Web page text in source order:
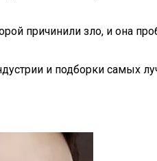
причинили зло, и она
и подборки самых